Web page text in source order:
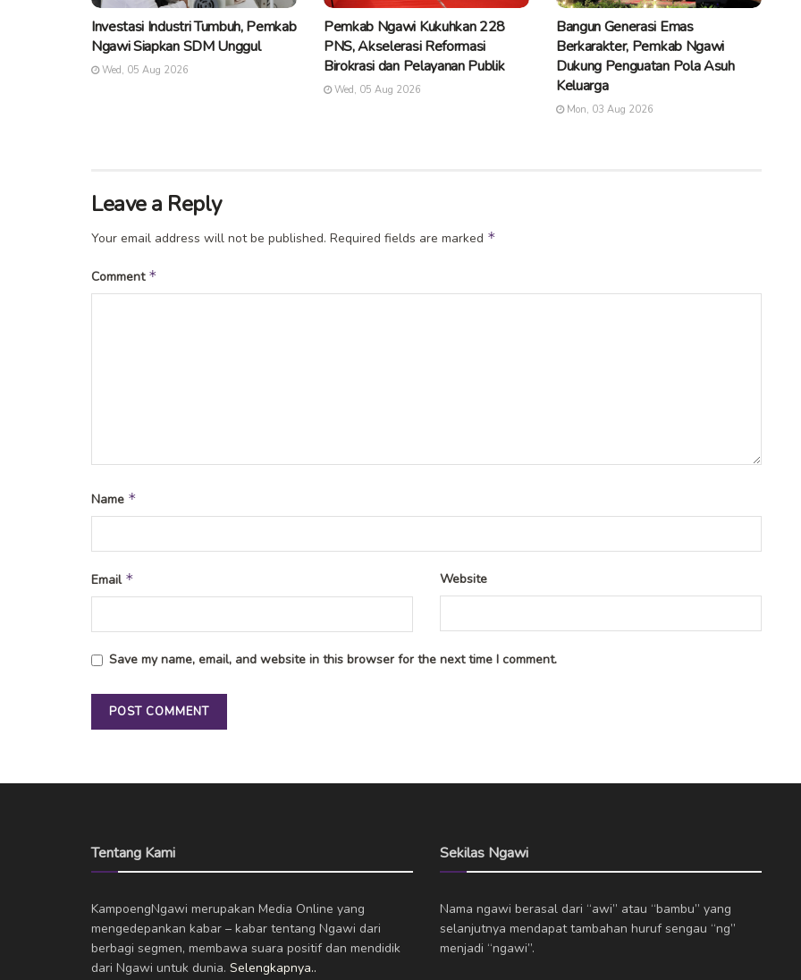
Investasi Industri Tumbuh, Pemkab
Ngawi Siapkan SDM Unggul
Wed, 05 Aug 2026
Pemkab Ngawi Kukuhkan 228
PNS, Akselerasi Reformasi
Birokrasi dan Pelayanan Publik
Wed, 05 Aug 2026
Bangun Generasi Emas
Berkarakter, Pemkab Ngawi
Dukung Penguatan Pola Asuh
Keluarga
Mon, 03 Aug 2026
Leave a Reply
Your email address will not be published. Required fields are marked *
Comment *
Name *
Email * Website
Save my name, email, and website in this browser for the next time I comment.
Tentang Kami
KampoengNgawi merupakan Media Online yang
mengedepankan kabar – kabar tentang Ngawi dari
berbagi segmen, membawa suara positif dan mendidik
dari Ngawi untuk dunia. Selengkapnya..
Sekilas Ngawi
Nama ngawi berasal dari “awi” atau “bambu” yang
selanjutnya mendapat tambahan huruf sengau “ng”
menjadi “ngawi”.